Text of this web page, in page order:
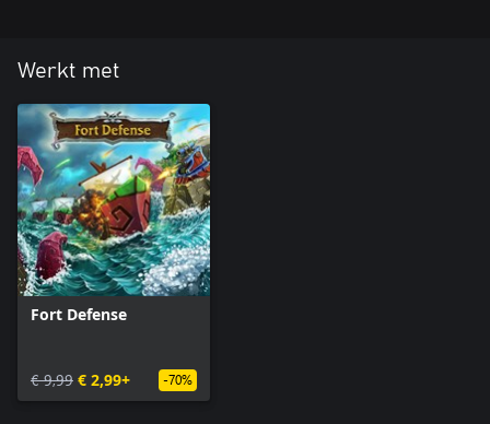
Werkt met
Fort Defense
€ 9,99 € 2,99+ -70%